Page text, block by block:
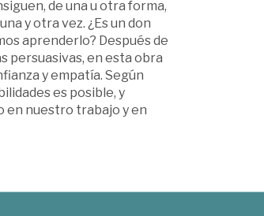
de una u otra forma,
y otra vez. ¿Es un don
aprenderlo? Después de
persuasivas, en esta obra
y empatía. Según
es posible, y
en nuestro trabajo y en